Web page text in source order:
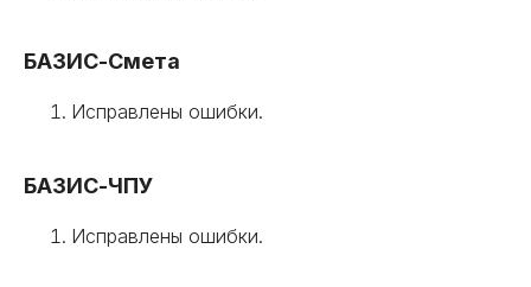
БАЗИС-Смета
Исправлены ошибки.
БАЗИС-ЧПУ
Исправлены ошибки.